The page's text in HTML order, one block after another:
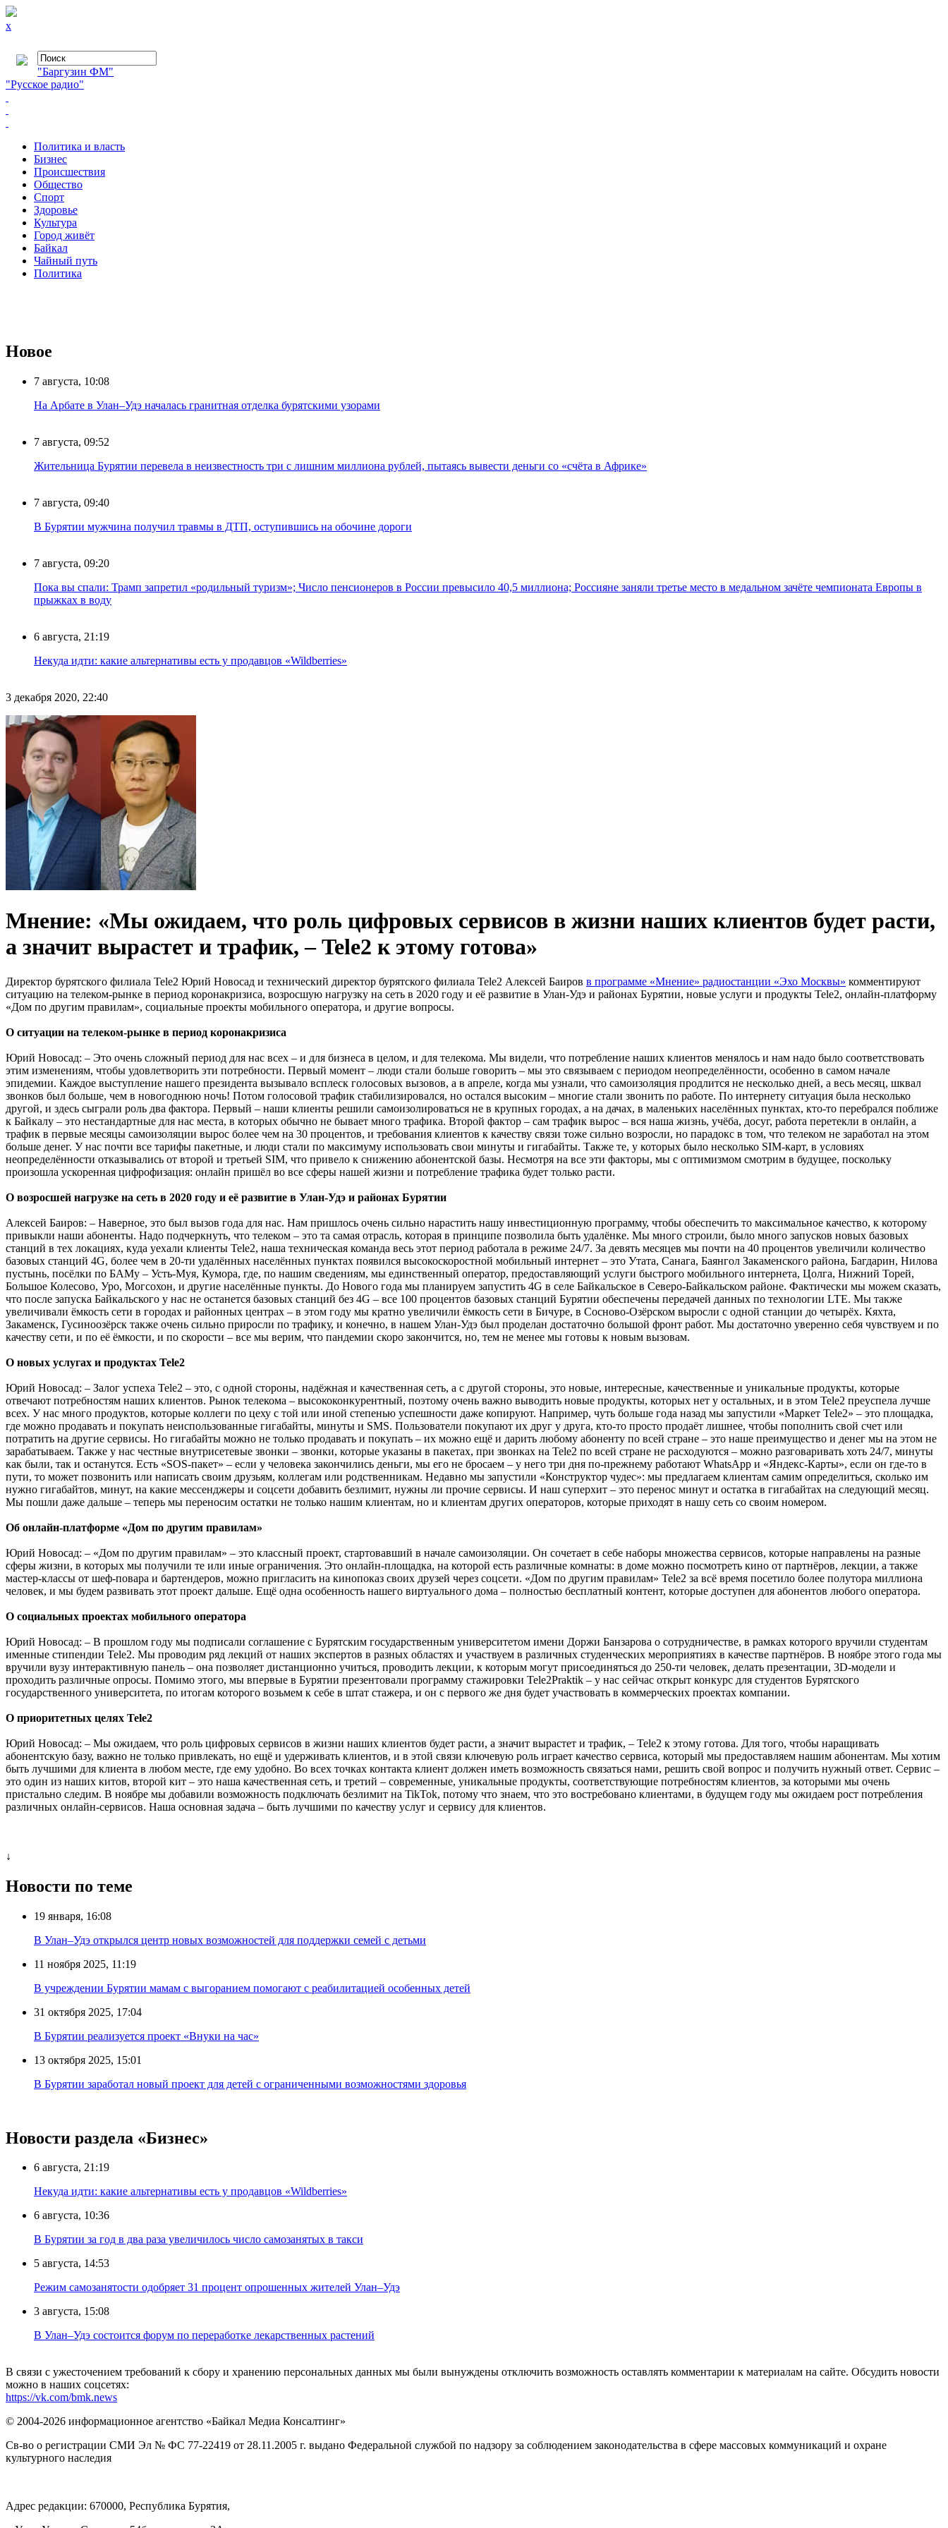
x
"Баргузин ФМ"
"Русское радио"
Политика и власть
Бизнес
Происшествия
Общество
Cпорт
Здоровье
Культура
Город живёт
Байкал
Чайный путь
Политика
Новое
7 августа, 10:08
На Арбате в Улан–Удэ началась гранитная отделка бурятскими узорами
7 августа, 09:52
Жительница Бурятии перевела в неизвестность три с лишним миллиона рублей, пытаясь вывести деньги со «счёта в Африке»
7 августа, 09:40
В Бурятии мужчина получил травмы в ДТП, оступившись на обочине дороги
7 августа, 09:20
Пока вы спали: Трамп запретил «родильный туризм»; Число пенсионеров в России превысило 40,5 миллиона; Россияне заняли третье место в медальном зачёте чемпионата Европы в
прыжках в воду
6 августа, 21:19
Некуда идти: какие альтернативы есть у продавцов «Wildberries»
3 декабря 2020, 22:40
Мнение: «Мы ожидаем, что роль цифровых сервисов в жизни наших клиентов будет расти,
а значит вырастет и трафик, – Tele2 к этому готова»
Директор бурятского филиала Tele2 Юрий Новосад и технический директор бурятского филиала Tele2 Алексей Баиров в программе «Мнение» радиостанции «Эхо Москвы» комментируют
ситуацию на телеком-рынке в период коронакризиса, возросшую нагрузку на сеть в 2020 году и её развитие в Улан-Удэ и районах Бурятии, новые услуги и продукты Tele2, онлайн-платформу
«Дом по другим правилам», социальные проекты мобильного оператора, и другие вопросы.
О ситуации на телеком-рынке в период коронакризиса
Юрий Новосад: – Это очень сложный период для нас всех – и для бизнеса в целом, и для телекома. Мы видели, что потребление наших клиентов менялось и нам надо было соответствовать
этим изменениям, чтобы удовлетворить эти потребности. Первый момент – люди стали больше говорить – мы это связываем с периодом неопределённости, особенно в самом начале
эпидемии. Каждое выступление нашего президента вызывало всплеск голосовых вызовов, а в апреле, когда мы узнали, что самоизоляция продлится не несколько дней, а весь месяц, шквал
звонков был больше, чем в новогоднюю ночь! Потом голосовой трафик стабилизировался, но остался высоким – многие стали звонить по работе. По интернету ситуация была несколько
другой, и здесь сыграли роль два фактора. Первый – наши клиенты решили самоизолироваться не в крупных городах, а на дачах, в маленьких населённых пунктах, кто-то перебрался поближе
к Байкалу – это нестандартные для нас места, в которых обычно не бывает много трафика. Второй фактор – сам трафик вырос – вся наша жизнь, учёба, досуг, работа перетекли в онлайн, а
трафик в первые месяцы самоизоляции вырос более чем на 30 процентов, и требования клиентов к качеству связи тоже сильно возросли, но парадокс в том, что телеком не заработал на этом
больше денег. У нас почти все тарифы пакетные, и люди стали по максимуму использовать свои минуты и гигабайты. Также те, у которых было несколько SIM-карт, в условиях
неопределённости отказывались от второй и третьей SIM, что привело к снижению абонентской базы. Несмотря на все эти факторы, мы с оптимизмом смотрим в будущее, поскольку
произошла ускоренная цифрофизация: онлайн пришёл во все сферы нашей жизни и потребление трафика будет только расти.
О возросшей нагрузке на сеть в 2020 году и её развитие в Улан-Удэ и районах Бурятии
Алексей Баиров: – Наверное, это был вызов года для нас. Нам пришлось очень сильно нарастить нашу инвестиционную программу, чтобы обеспечить то максимальное качество, к которому
привыкли наши абоненты. Надо подчеркнуть, что телеком – это та самая отрасль, которая в принципе позволила быть удалёнке. Мы много строили, было много запусков новых базовых
станций в тех локациях, куда уехали клиенты Tele2, наша техническая команда весь этот период работала в режиме 24/7. За девять месяцев мы почти на 40 процентов увеличили количество
базовых станций 4G, более чем в 20-ти удалённых населённых пунктах появился высокоскоростной мобильный интернет – это Утата, Санага, Баянгол Закаменского района, Багдарин, Нилова
пустынь, посёлки по БАМу – Усть-Муя, Кумора, где, по нашим сведениям, мы единственный оператор, предоставляющий услуги быстрого мобильного интернета, Цолга, Нижний Торей,
Большое Колесово, Уро, Могсохон, и другие населённые пункты. До Нового года мы планируем запустить 4G в селе Байкальское в Северо-Байкальском районе. Фактически мы можем сказать,
что после запуска Байкальского у нас не останется базовых станций без 4G – все 100 процентов базовых станций Бурятии обеспечены передачей данных по технологии LTE. Мы также
увеличивали ёмкость сети в городах и районных центрах – в этом году мы кратно увеличили ёмкость сети в Бичуре, в Сосново-Озёрском выросли с одной станции до четырёх. Кяхта,
Закаменск, Гусиноозёрск также очень сильно приросли по трафику, и конечно, в нашем Улан-Удэ был проделан достаточно большой фронт работ. Мы достаточно уверенно себя чувствуем и по
качеству сети, и по её ёмкости, и по скорости – все мы верим, что пандемии скоро закончится, но, тем не менее мы готовы к новым вызовам.
О новых услугах и продуктах Tele2
Юрий Новосад: – Залог успеха Tele2 – это, с одной стороны, надёжная и качественная сеть, а с другой стороны, это новые, интересные, качественные и уникальные продукты, которые
отвечают потребностям наших клиентов. Рынок телекома – высококонкурентный, поэтому очень важно выводить новые продукты, которых нет у остальных, и в этом Tele2 преуспела лучше
всех. У нас много продуктов, которые коллеги по цеху с той или иной степенью успешности даже копируют. Например, чуть больше года назад мы запустили «Маркет Tele2» – это площадка,
где можно продавать и покупать неиспользованные гигабайты, минуты и SMS. Пользователи покупают их друг у друга, кто-то просто продаёт лишнее, чтобы пополнить свой счет или
потратить на другие сервисы. Но гигабайты можно не только продавать и покупать – их можно ещё и дарить любому абоненту по всей стране – это наше преимущество и денег мы на этом не
зарабатываем. Также у нас честные внутрисетевые звонки – звонки, которые указаны в пакетах, при звонках на Tele2 по всей стране не расходуются – можно разговаривать хоть 24/7, минуты
как были, так и останутся. Есть «SOS-пакет» – если у человека закончились деньги, мы его не бросаем – у него три дня по-прежнему работают WhatsApp и «Яндекс-Карты», если он где-то в
пути, то может позвонить или написать своим друзьям, коллегам или родственникам. Недавно мы запустили «Конструктор чудес»: мы предлагаем клиентам самим определиться, сколько им
нужно гигабайтов, минут, на какие мессенджеры и соцсети добавить безлимит, нужны ли прочие сервисы. И наш суперхит – это перенос минут и остатка в гигабайтах на следующий месяц.
Мы пошли даже дальше – теперь мы переносим остатки не только нашим клиентам, но и клиентам других операторов, которые приходят в нашу сеть со своим номером.
Об онлайн-платформе «Дом по другим правилам»
Юрий Новосад: – «Дом по другим правилам» – это классный проект, стартовавший в начале самоизоляции. Он сочетает в себе наборы множества сервисов, которые направлены на разные
сферы жизни, в которых мы получили те или иные ограничения. Это онлайн-площадка, на которой есть различные комнаты: в доме можно посмотреть кино от партнёров, лекции, а также
мастер-классы от шеф-повара и бартендеров, можно пригласить на кинопоказ своих друзей через соцсети. «Дом по другим правилам» Tele2 за всё время посетило более полутора миллиона
человек, и мы будем развивать этот проект дальше. Ещё одна особенность нашего виртуального дома – полностью бесплатный контент, которые доступен для абонентов любого оператора.
О социальных проектах мобильного оператора
Юрий Новосад: – В прошлом году мы подписали соглашение с Бурятским государственным университетом имени Доржи Банзарова о сотрудничестве, в рамках которого вручили студентам
именные стипендии Tele2. Мы проводим ряд лекций от наших экспертов в разных областях и участвуем в различных студенческих мероприятиях в качестве партнёров. В ноябре этого года мы
вручили вузу интерактивную панель – она позволяет дистанционно учиться, проводить лекции, к которым могут присоединяться до 250-ти человек, делать презентации, 3D-модели и
проходить различные опросы. Помимо этого, мы впервые в Бурятии презентовали программу стажировки Tele2Praktik – у нас сейчас открыт конкурс для студентов Бурятского
государственного университета, по итогам которого возьмем к себе в штат стажера, и он с первого же дня будет участвовать в коммерческих проектах компании.
О приоритетных целях Tele2
Юрий Новосад: – Мы ожидаем, что роль цифровых сервисов в жизни наших клиентов будет расти, а значит вырастет и трафик, – Tele2 к этому готова. Для того, чтобы наращивать
абонентскую базу, важно не только привлекать, но ещё и удерживать клиентов, и в этой связи ключевую роль играет качество сервиса, который мы предоставляем нашим абонентам. Мы хотим
быть лучшими для клиента в любом месте, где ему удобно. Во всех точках контакта клиент должен иметь возможность связаться нами, решить свой вопрос и получить нужный ответ. Сервис –
это один из наших китов, второй кит – это наша качественная сеть, и третий – современные, уникальные продукты, соответствующие потребностям клиентов, за которыми мы очень
пристально следим. В ноябре мы добавили возможность подключать безлимит на TikTok, потому что знаем, что это востребовано клиентами, в будущем году мы ожидаем рост потребления
различных онлайн-сервисов. Наша основная задача – быть лучшими по качеству услуг и сервису для клиентов.
↓
Новости по теме
19 января, 16:08
В Улан–Удэ открылся центр новых возможностей для поддержки семей с детьми
11 ноября 2025, 11:19
В учреждении Бурятии мамам с выгоранием помогают с реабилитацией особенных детей
31 октября 2025, 17:04
В Бурятии реализуется проект «Внуки на час»
13 октября 2025, 15:01
В Бурятии заработал новый проект для детей с ограниченными возможностями здоровья
Новости раздела «Бизнес»
6 августа, 21:19
Некуда идти: какие альтернативы есть у продавцов «Wildberries»
6 августа, 10:36
В Бурятии за год в два раза увеличилось число самозанятых в такси
5 августа, 14:53
Режим самозанятости одобряет 31 процент опрошенных жителей Улан–Удэ
3 августа, 15:08
В Улан–Удэ состоится форум по переработке лекарственных растений
В связи с ужесточением требований к сбору и хранению персональных данных мы были вынуждены отключить возможность оставлять комментарии к материалам на сайте. Обсудить новости
можно в наших соцсетях:
https://vk.com/bmk.news
© 2004-2026 информационное агентство «Байкал Медиа Консалтинг»
Св-во о регистрации СМИ Эл № ФС 77-22419 от 28.11.2005 г. выдано Федеральной службой по надзору за соблюдением законодательства в сфере массовых коммуникаций и охране
культурного наследия
Адрес редакции: 670000, Республика Бурятия,